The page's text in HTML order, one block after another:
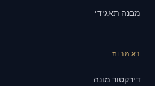
מבנה תאגידי
נאמנות
דירקטור מונה